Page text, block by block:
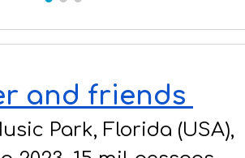
and friends
Park, Florida (USA),